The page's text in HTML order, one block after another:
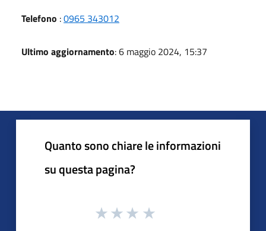
Telefono :0965 343012
Ultimo aggiornamento: 6 maggio 2024, 15:37
Quanto sono chiare le informazioni
su questa pagina?